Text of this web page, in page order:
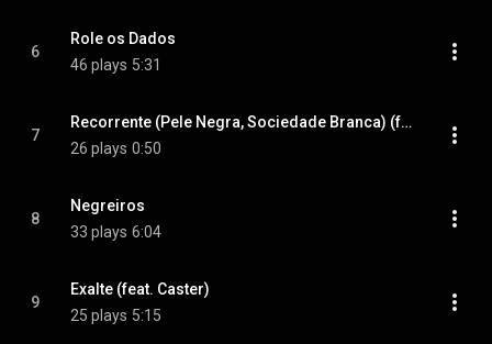
6
Role os Dados
46 plays 5:31
7
Recorrente (Pele Negra, Sociedade Branca) (feat. Viaja Preto)
26 plays 0:50
8
Negreiros
33 plays 6:04
9
Exalte (feat. Caster)
25 plays 5:15